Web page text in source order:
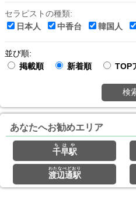
セラピストの種類:
日本人
中香台 韓国人
並び順:
掲載順
新着順 TOP
検
あなたへお勧めエリア
千早駅
ちはや
渡辺通駅
わたなべどおり